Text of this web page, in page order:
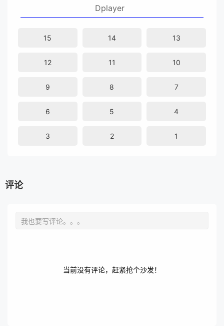
体的生活中，感悟到了艺术创作的真谛，为未来艺术发展道路
Dplayer
15 14 13
12 11 10
9 8 7
6 5 4
3 2 1
评论
当前没有评论，赶紧抢个沙发！